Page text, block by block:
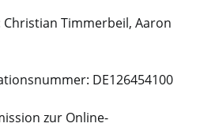
Timmerbeil, Aaron
DE126454100
zur Online-